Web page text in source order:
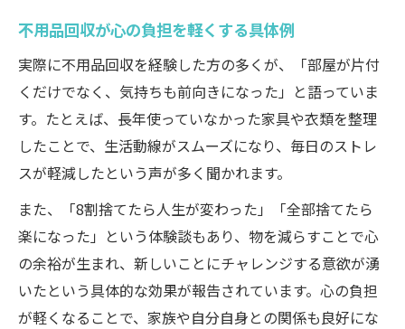
不用品回収が心の負担を軽くする具体例
実際に不用品回収を経験した方の多くが、「部屋が片付
くだけでなく、気持ちも前向きになった」と語っていま
す。たとえば、長年使っていなかった家具や衣類を整理
したことで、生活動線がスムーズになり、毎日のストレ
スが軽減したという声が多く聞かれます。
また、「8割捨てたら人生が変わった」「全部捨てたら
楽になった」という体験談もあり、物を減らすことで心
の余裕が生まれ、新しいことにチャレンジする意欲が湧
いたという具体的な効果が報告されています。心の負担
が軽くなることで、家族や自分自身との関係も良好にな